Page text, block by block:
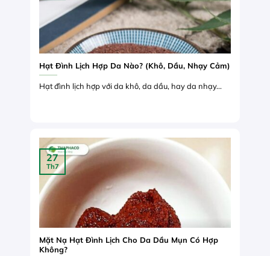
Hạt Đình Lịch Hợp Da Nào? (Khô, Dầu, Nhạy Cảm)
Hạt đình lịch hợp với da khô, da dầu, hay da nhạy...
Mặt Nạ Hạt Đình Lịch Cho Da Dầu Mụn Có Hợp
Không?
27
Th7